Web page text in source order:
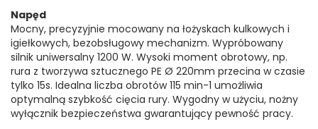
Napęd
Mocny, precyzyjnie mocowany na łożyskach kulkowych i
igiełkowych, bezobsługowy mechanizm. Wypróbowany
silnik uniwersalny 1200 W. Wysoki moment obrotowy, np.
rura z tworzywa sztucznego PE Ø 220mm przecina w czasie
tylko 15s. Idealna liczba obrotów 115 min-1 umożliwia
optymalną szybkość cięcia rury. Wygodny w użyciu, nożny
wyłącznik bezpieczeństwa gwarantujący pewność pracy.